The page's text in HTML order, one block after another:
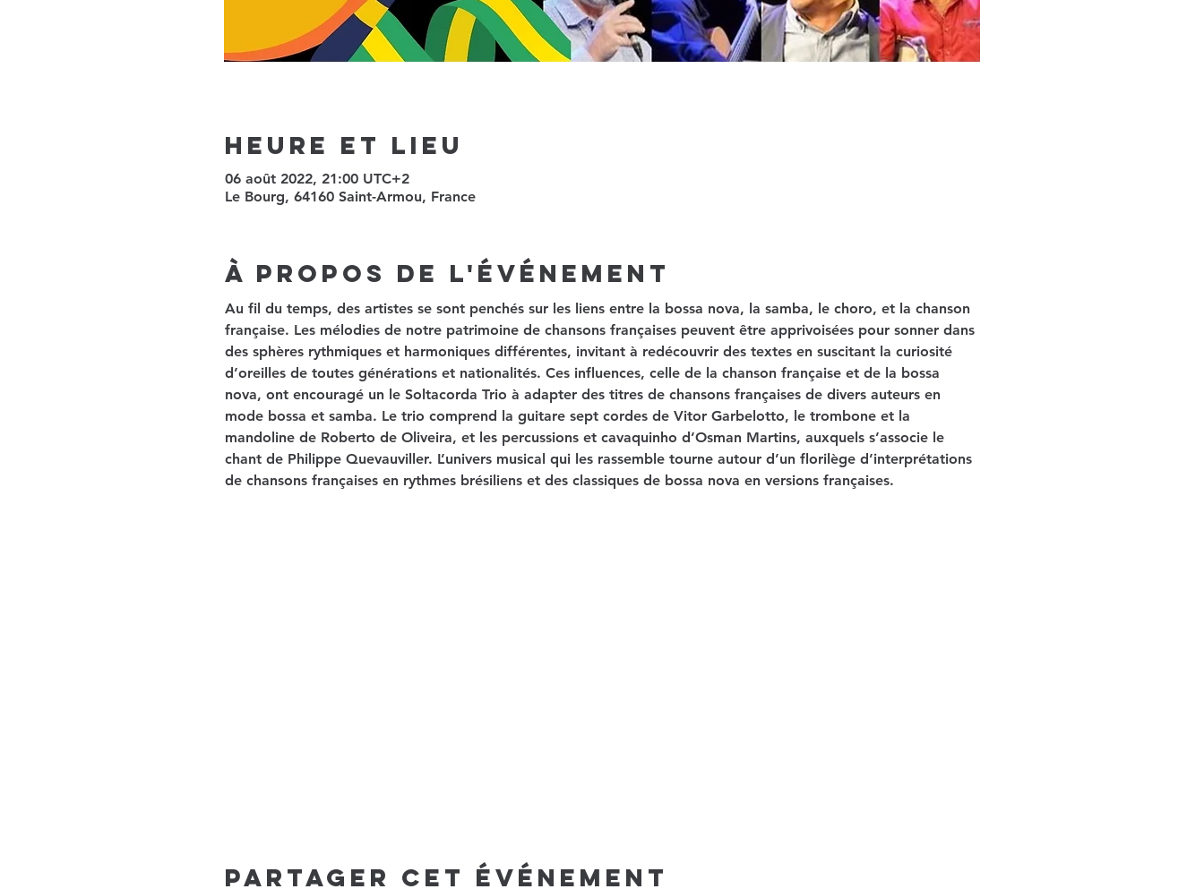
Heure et lieu
06 août 2022, 21:00 UTC+2
Le Bourg, 64160 Saint-Armou, France
À propos de l'événement
Au fil du temps, des artistes se sont penchés sur les liens entre la bossa nova, la samba, le choro, et la chanson
française. Les mélodies de notre patrimoine de chansons françaises peuvent être apprivoisées pour sonner dans
des sphères rythmiques et harmoniques différentes, invitant à redécouvrir des textes en suscitant la curiosité
d’oreilles de toutes générations et nationalités. Ces influences, celle de la chanson française et de la bossa
nova, ont encouragé un le Soltacorda Trio à adapter des titres de chansons françaises de divers auteurs en
mode bossa et samba. Le trio comprend la guitare sept cordes de Vitor Garbelotto, le trombone et la
mandoline de Roberto de Oliveira, et les percussions et cavaquinho d’Osman Martins, auxquels s’associe le
chant de Philippe Quevauviller. L’univers musical qui les rassemble tourne autour d’un florilège d’interprétations
de chansons françaises en rythmes brésiliens et des classiques de bossa nova en versions françaises.
Partager cet événement